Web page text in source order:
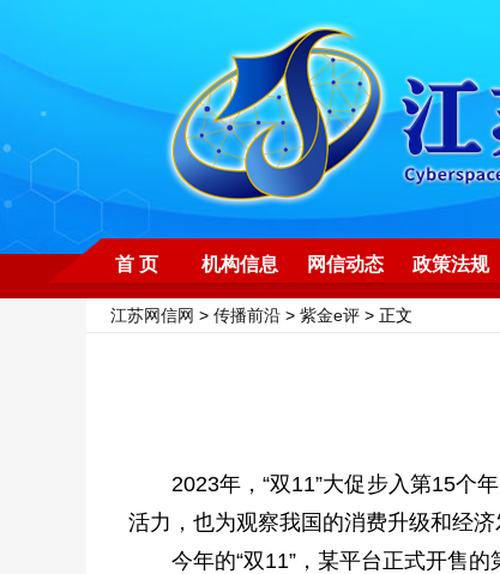
首 页 机构信息 网信动态 政策法规
江苏网信网 > 传播前沿 > 紫金e评 > 正文
2023年，“双11”大促步入第15个
活力，也为观察我国的消费升级和经济
今年的“双11”，某平台正式开售